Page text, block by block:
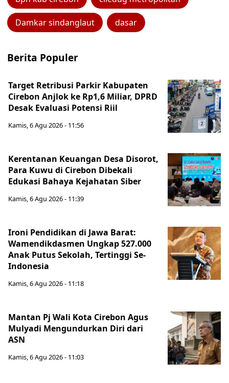
Damkar sindanglaut dasar
Berita Populer
Target Retribusi Parkir Kabupaten
Cirebon Anjlok ke Rp1,6 Miliar, DPRD
Desak Evaluasi Potensi Riil
Kamis, 6 Agu 2026 - 11:56
Kerentanan Keuangan Desa Disorot,
Para Kuwu di Cirebon Dibekali
Edukasi Bahaya Kejahatan Siber
Kamis, 6 Agu 2026 - 11:39
Ironi Pendidikan di Jawa Barat:
Wamendikdasmen Ungkap 527.000
Anak Putus Sekolah, Tertinggi Se-
Indonesia
Kamis, 6 Agu 2026 - 11:18
Mantan Pj Wali Kota Cirebon Agus
Mulyadi Mengundurkan Diri dari
ASN
Kamis, 6 Agu 2026 - 11:03